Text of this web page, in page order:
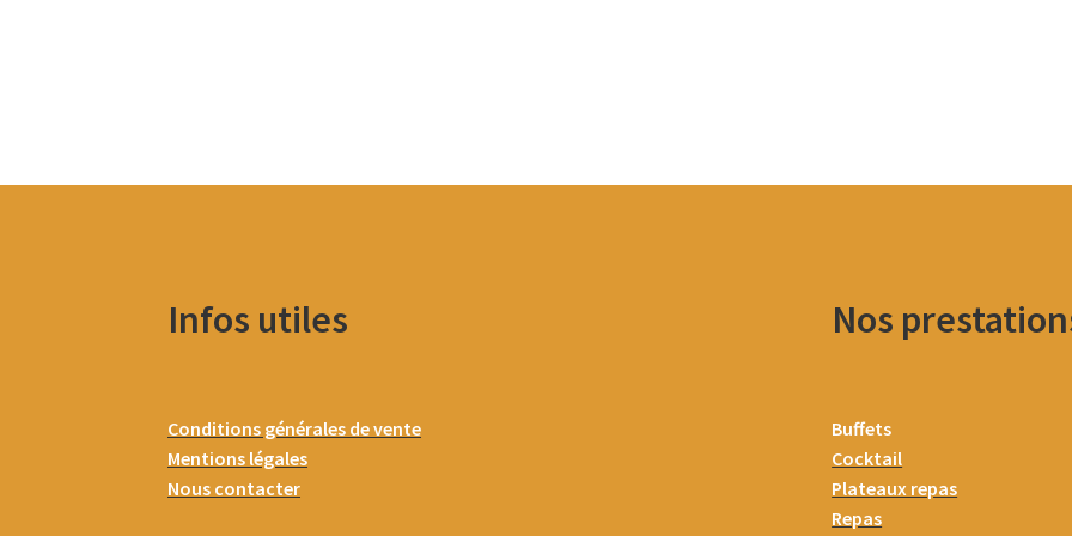
Infos utiles
Conditions générales de vente
Mentions légales
Nous contacter
Nos
Buffets
Cocktail
Plateaux repas
Repas